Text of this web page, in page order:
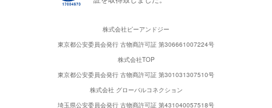
株式会社ピーアンドジー
東京都公安委員会発行 古物商許可証 第306661007224号
株式会社TOP
東京都公安委員会発行 古物商許可証 第301031307510号
株式会社 グローバルコネクション
埼玉県公安委員会発行 古物商許可証 第431040057518号